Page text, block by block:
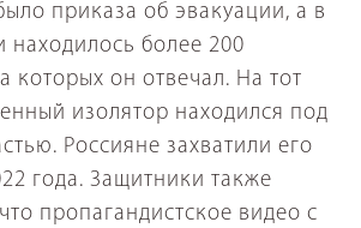
приказа об эвакуации, а в
находилось более 200
которых он отвечал. На тот
изолятор находился под
Россияне захватили его
года. Защитники также
пропагандистское видео с